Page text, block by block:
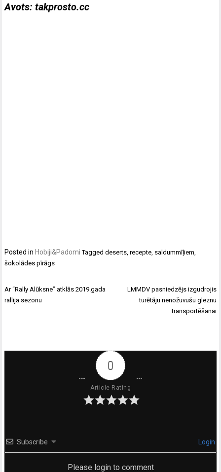
Avots: takprosto.cc
Posted in Hobiji&Padomi Taggeddeserts,recepte, saldummīļiem,
šokolādes pīrāgs
Ziņu
izvēlne
Ar “Rally Alūksne” atklās 2019.gada
rallija sezonu
LMMDV pasniedzējs izgudrojis
turētāju nenožuvušu gleznu
transportēšanai
0
Article Rating
Subscribe Login
Please login to comment